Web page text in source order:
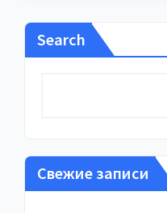
Search
Свежие записи